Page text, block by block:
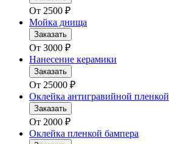
От 2500 ₽
Мойка днища
Заказать
От 3000 ₽
Нанесение керамики
Заказать
От 25000 ₽
Оклейка антигравийной пленкой
Заказать
От 2000 ₽
Оклейка пленкой бампера